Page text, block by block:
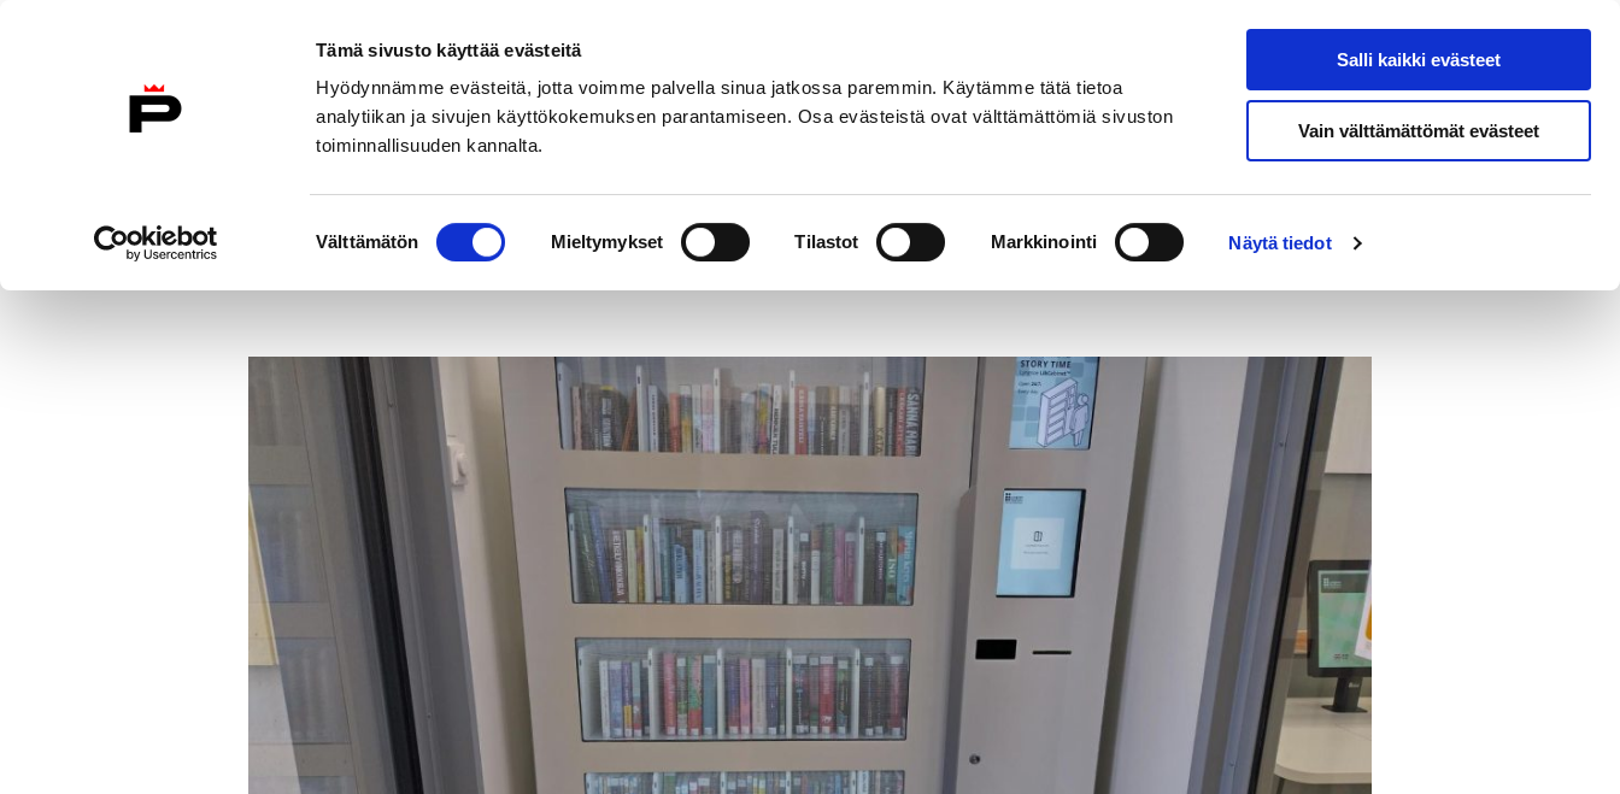
Tämä sivusto käyttää evästeitä
Hyödynnämme evästeitä, jotta voimme palvella sinua jatkossa paremmin. Käytämme tätä tietoa
analytiikan ja sivujen käyttökokemuksen parantamiseen. Osa evästeistä ovat välttämättömiä sivuston
toiminnallisuuden kannalta.
valinta
Välttämätön Mieltymykset Tilastot Markkinointi Näytä tiedot
Salli kaikki evästeet
Vain välttämättömät evästeet
English
Hae sivustolta
Etusivu
Uutiset Ahlaisten omatoimisessa kirjastopisteessä aloitetaan testikäyttö